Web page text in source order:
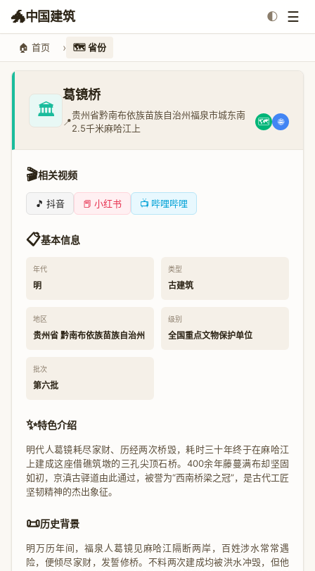
🐲中国建筑 🌓 ☰
🏠 首页 🗺️ 省份
🏛️
葛镜桥
📍
贵州省黔南布依族苗族自治州福泉市城东南
2.5千米麻哈江上
🗺️ 🌐
🎬相关视频
🎵 抖音 📕 小红书 📺 哔哩哔哩
📋基本信息
年代
明
类型
古建筑
地区
贵州省 黔南布依族苗族自治州
级别
全国重点文物保护单位
批次
第六批
✨特色介绍
明代人葛镜耗尽家财、历经两次桥毁，耗时三十年终于在麻哈江
上建成这座借礁筑墩的三孔尖顶石桥。400余年藤蔓满布却坚固
如初，京滇古驿道由此通过，被誉为“西南桥梁之冠”，是古代工匠
坚韧精神的杰出象征。
📜历史背景
明万历年间，福泉人葛镜见麻哈江隔断两岸，百姓涉水常常遇
险，便倾尽家财，发誓修桥。不料两次建成均被洪水冲毁，但他